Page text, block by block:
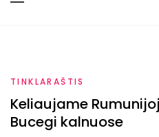
TINKLARAŠTIS
Keliaujame
Bucegi kalnuose